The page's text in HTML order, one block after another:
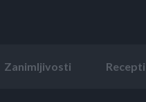
Zanimljivosti